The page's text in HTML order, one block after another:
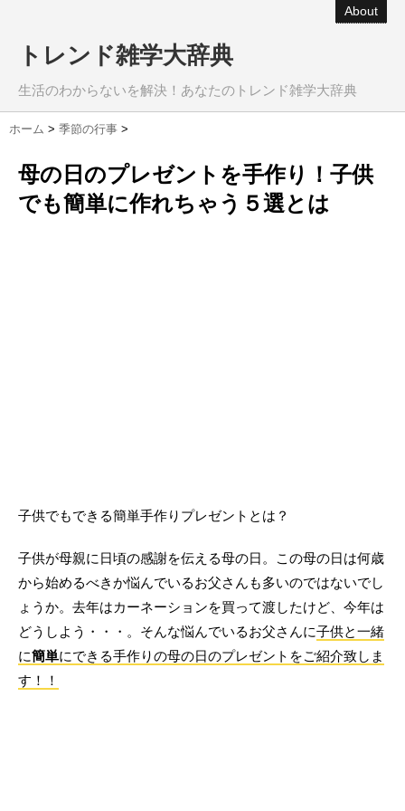
About
トレンド雑学大辞典
生活のわからないを解決！あなたのトレンド雑学大辞典
ホーム > 季節の行事 >
母の日のプレゼントを手作り！子供
でも簡単に作れちゃう５選とは
子供でもできる簡単手作りプレゼントとは？
子供が母親に日頃の感謝を伝える母の日。この母の日は何歳
から始めるべきか悩んでいるお父さんも多いのではないでし
ょうか。去年はカーネーションを買って渡したけど、今年は
どうしよう・・・。そんな悩んでいるお父さんに子供と一緒
に簡単にできる手作りの母の日のプレゼントをご紹介致しま
す！！